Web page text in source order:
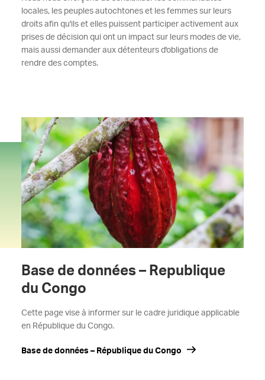
locales, les peuples autochtones et les femmes sur leurs
droits afin qu'ils et elles puissent participer activement aux
prises de décision qui ont un impact sur leurs modes de vie,
mais aussi demander aux détenteurs d'obligations de
rendre des comptes.
Base de données – Republique
du Congo
Cette page vise à informer sur le cadre juridique applicable
en République du Congo.
Base de données – République du Congo